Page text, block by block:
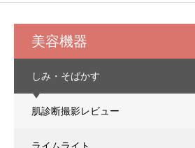
美容機器
しみ・そばかす
肌診断撮影レビュー